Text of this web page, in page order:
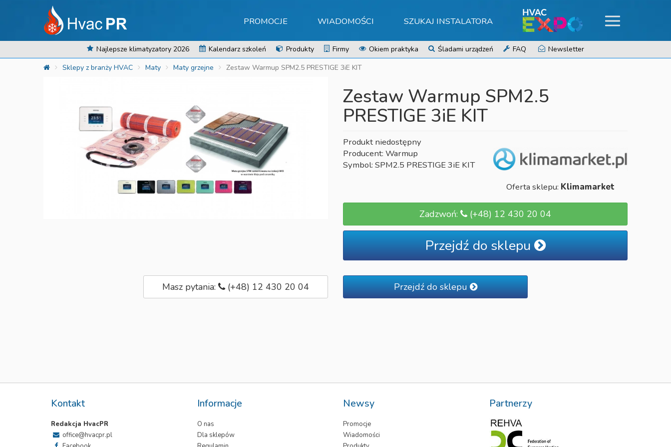
PROMOCJE WIADOMOŚCI SZUKAJ INSTALATORA
Najlepsze klimatyzatory 2026 Kalendarz szkoleń Produkty Firmy Okiem praktyka Śladami urządzeń FAQ
Newsletter
Sklepy z branży HVAC
Maty Maty grzejne Zestaw Warmup SPM2.5 PRESTIGE 3iE KIT
Zestaw Warmup SPM2.5
PRESTIGE 3iE KIT
Produkt niedostępny
Producent: Warmup
Symbol: SPM2.5 PRESTIGE 3iE KIT
Oferta sklepu: Klimamarket
Zadzwoń: (+48) 12 430 20 04
Przejdź do sklepu
Masz pytania: (+48) 12 430 20 04 Przejdź do sklepu
Kontakt
Redakcja HvacPR
office@hvacpr.pl
Informacje
O nas
Dla sklepów
Newsy
Promocje
Wiadomości
Partnerzy